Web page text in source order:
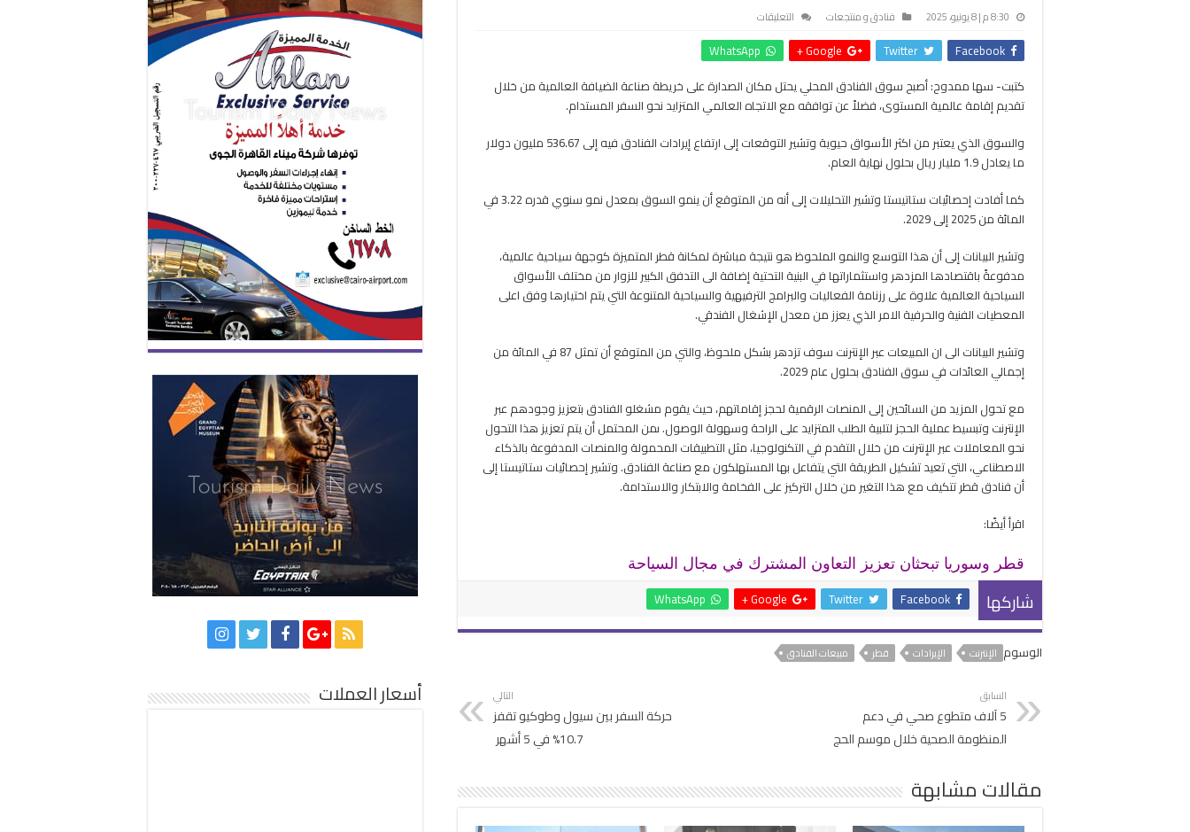
8:30 م | 8 يونيو، 2025 فنادق و منتجعات التعليقات
الفنادق
قطر
عبر
تصل
من
الإيرادات
مغلقة
Facebook
Twitter
Google +
WhatsApp
كتبت- سها ممدوح: أصبح سوق الفنادق المحلي يحتل مكان الصدارة على خريطة صناعة الضيافة العالمية من خلال
تقديم إقامة عالمية المستوى، فضلاً عن توافقه مع الاتجاه العالمي المتزايد نحو السفر المستدام.
والسوق الذي يعتبر من اكثر الأسواق حيوية وتشير التوقعات إلى ارتفاع إيرادات الفنادق فيه إلى 536.67 مليون دولار
ما يعادل 1.9 مليار ريال بحلول نهاية العام.
كما أفادت إحصائيات ستاتيستا وتشير التحليلات إلى أنه من المتوقع أن ينمو السوق بمعدل نمو سنوي قدره 3.22 في
المائة من 2025 إلى 2029.
وتشير البيانات إلى أن هذا التوسع والنمو الملحوظ هو نتيجة مباشرة لمكانة قطر المتميزة كوجهة سياحية عالمية،
مدفوعةً باقتصادها المزدهر واستثماراتها في البنية التحتية إضافة الى التدفق الكبير للزوار من مختلف الأسواق
السياحية العالمية علاوة على رزنامة الفعاليات والبرامج الترفيهية والسياحية المتنوعة التي يتم اختيارها وفق اعلى
المعطيات الفنية والحرفية الامر الذي يعزز من معدل الإشغال الفندقي.
وتشير البيانات الى ان المبيعات عبر الإنترنت سوف تزدهر بشكل ملحوظ، والتي من المتوقع أن تمثل 87 في المائة من
إجمالي العائدات في سوق الفنادق بحلول عام 2029.
مع تحول المزيد من السائحين إلى المنصات الرقمية لحجز إقاماتهم، حيث يقوم مشغلو الفنادق بتعزيز وجودهم عبر
الإنترنت وتبسيط عملية الحجز لتلبية الطلب المتزايد على الراحة وسهولة الوصول. ىمن المحتمل أن يتم تعزيز هذا التحول
نحو المعاملات عبر الإنترنت من خلال التقدم في التكنولوجيا، مثل التطبيقات المحمولة والمنصات المدفوعة بالذكاء
الاصطناعي، التي تعيد تشكيل الطريقة التي يتفاعل بها المستهلكون مع صناعة الفنادق. وتشير إحصائيات ستاتيستا إلى
أن فنادق قطر تتكيف مع هذا التغير من خلال التركيز على الفخامة والابتكار والاستدامة.
اقرأ أيضًا:
قطر وسوريا تبحثان تعزيز التعاون المشترك في مجال السياحة
شاركها Facebook
Twitter
Google +
WhatsApp
الوسوم الإنترنت الإيرادات قطر مبيعات الفنادق
السابق
5 آلاف متطوع صحي في دعم
المنظومة الصحية خلال موسم الحج
التالي
حركة السفر بين سيول وطوكيو تقفز
10.7% في 5 أشهر
مقالات مشابهة
أسعار العملات